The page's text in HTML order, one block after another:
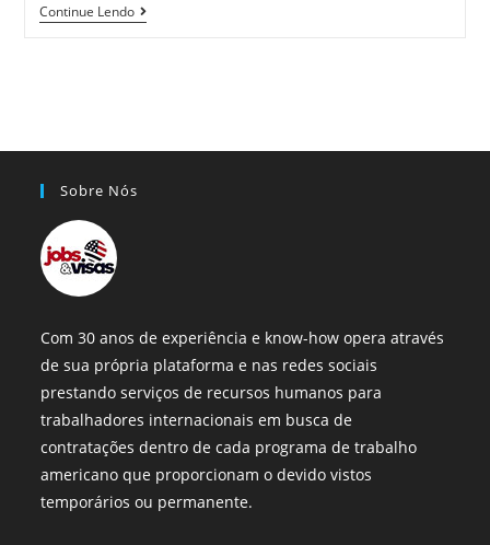
Continue Lendo
Sobre Nós
Com 30 anos de experiência e know-how opera através
de sua própria plataforma e nas redes sociais
prestando serviços de recursos humanos para
trabalhadores internacionais em busca de
contratações dentro de cada programa de trabalho
americano que proporcionam o devido vistos
temporários ou permanente.